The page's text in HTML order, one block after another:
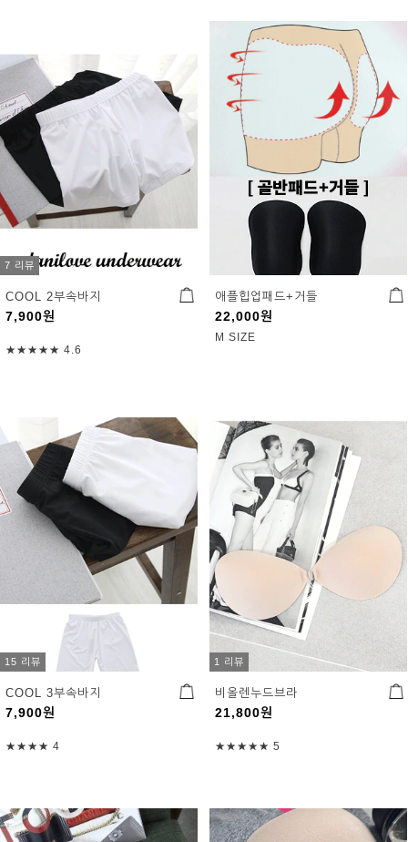
7 리뷰
COOL 2부속바지
7,900원
★★★★★ 4.6
애플힙업패드+거들
22,000원
M SIZE
15 리뷰
COOL 3부속바지
7,900원
★★★★ 4
1 리뷰
비올렌누드브라
21,800원
★★★★★ 5